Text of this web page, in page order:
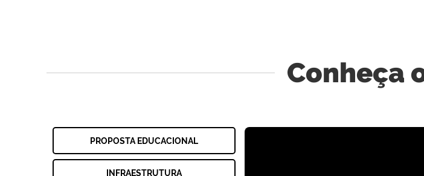
Conheça
PROPOSTA EDUCACIONAL
INFRAESTRUTURA